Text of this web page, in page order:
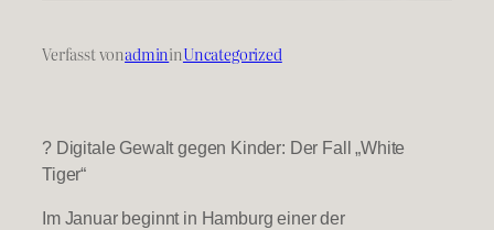
Verfasst vonadmininUncategorized
? Digitale Gewalt gegen Kinder: Der Fall „White
Tiger“
Im Januar beginnt in Hamburg einer der